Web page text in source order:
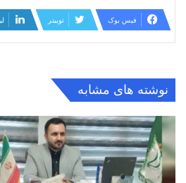
فیس بوک توییتر
نوشته های مشابه